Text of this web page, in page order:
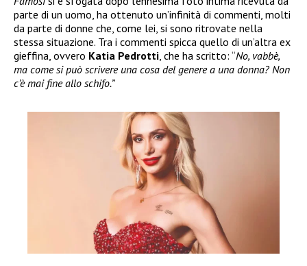
parte di un uomo, ha ottenuto un’infinità di commenti, molti
da parte di donne che, come lei, si sono ritrovate nella
stessa situazione. Tra i commenti spicca quello di un’altra ex
gieffina, ovvero Katia Pedrotti, che ha scritto: “No, vabbè,
ma come si può scrivere una cosa del genere a una donna? Non
c’è mai fine allo schifo.”